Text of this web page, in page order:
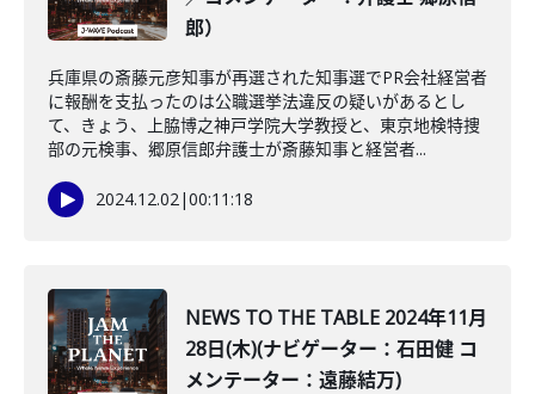
郎）
兵庫県の斎藤元彦知事が再選された知事選でPR会社経営者
に報酬を支払ったのは公職選挙法違反の疑いがあるとし
て、きょう、上脇博之神戸学院大学教授と、東京地検特捜
部の元検事、郷原信郎弁護士が斎藤知事と経営者...
2024.12.02|00:11:18
NEWS TO THE TABLE 2024年11月
28日(木)(ナビゲーター：石田健 コ
メンテーター：遠藤結万)